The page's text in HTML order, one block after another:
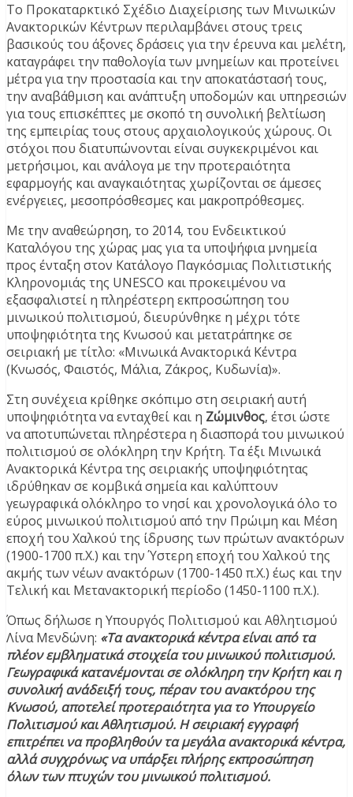
Το Προκαταρκτικό Σχέδιο Διαχείρισης των Μινωικών
Ανακτορικών Κέντρων περιλαμβάνει στους τρεις
βασικούς του άξονες δράσεις για την έρευνα και μελέτη,
καταγράφει την παθολογία των μνημείων και προτείνει
μέτρα για την προστασία και την αποκατάστασή τους,
την αναβάθμιση και ανάπτυξη υποδομών και υπηρεσιών
για τους επισκέπτες με σκοπό τη συνολική βελτίωση
της εμπειρίας τους στους αρχαιολογικούς χώρους. Οι
στόχοι που διατυπώνονται είναι συγκεκριμένοι και
μετρήσιμοι, και ανάλογα με την προτεραιότητα
εφαρμογής και αναγκαιότητας χωρίζονται σε άμεσες
ενέργειες, μεσοπρόσθεσμες και μακροπρόθεσμες.
Με την αναθεώρηση, το 2014, του Ενδεικτικού
Καταλόγου της χώρας μας για τα υποψήφια μνημεία
προς ένταξη στον Κατάλογο Παγκόσμιας Πολιτιστικής
Κληρονομιάς της UNESCO και προκειμένου να
εξασφαλιστεί η πληρέστερη εκπροσώπηση του
μινωικού πολιτισμού, διευρύνθηκε η μέχρι τότε
υποψηφιότητα της Κνωσού και μετατράπηκε σε
σειριακή με τίτλο: «Μινωικά Ανακτορικά Κέντρα
(Κνωσός, Φαιστός, Μάλια, Ζάκρος, Κυδωνία)».
Στη συνέχεια κρίθηκε σκόπιμο στη σειριακή αυτή
υποψηφιότητα να ενταχθεί και η Ζώμινθος, έτσι ώστε
να αποτυπώνεται πληρέστερα η διασπορά του μινωικού
πολιτισμού σε ολόκληρη την Κρήτη. Τα έξι Μινωικά
Ανακτορικά Κέντρα της σειριακής υποψηφιότητας
ιδρύθηκαν σε κομβικά σημεία και καλύπτουν
γεωγραφικά ολόκληρο το νησί και χρονολογικά όλο το
εύρος μινωικού πολιτισμού από την Πρώιμη και Μέση
εποχή του Χαλκού της ίδρυσης των πρώτων ανακτόρων
(1900-1700 π.Χ.) και την Ύστερη εποχή του Χαλκού της
ακμής των νέων ανακτόρων (1700-1450 π.Χ.) έως και την
Τελική και Μετανακτορική περίοδο (1450-1100 π.Χ.).
Όπως δήλωσε η Υπουργός Πολιτισμού και Αθλητισμού
Λίνα Μενδώνη: «Τα ανακτορικά κέντρα είναι από τα
πλέον εμβληματικά στοιχεία του μινωικού πολιτισμού.
Γεωγραφικά κατανέμονται σε ολόκληρη την Κρήτη και η
συνολική ανάδειξή τους, πέραν του ανακτόρου της
Κνωσού, αποτελεί προτεραιότητα για το Υπουργείο
Πολιτισμού και Αθλητισμού. Η σειριακή εγγραφή
επιτρέπει να προβληθούν τα μεγάλα ανακτορικά κέντρα,
αλλά συγχρόνως να υπάρξει πλήρης εκπροσώπηση
όλων των πτυχών του μινωικού πολιτισμού.